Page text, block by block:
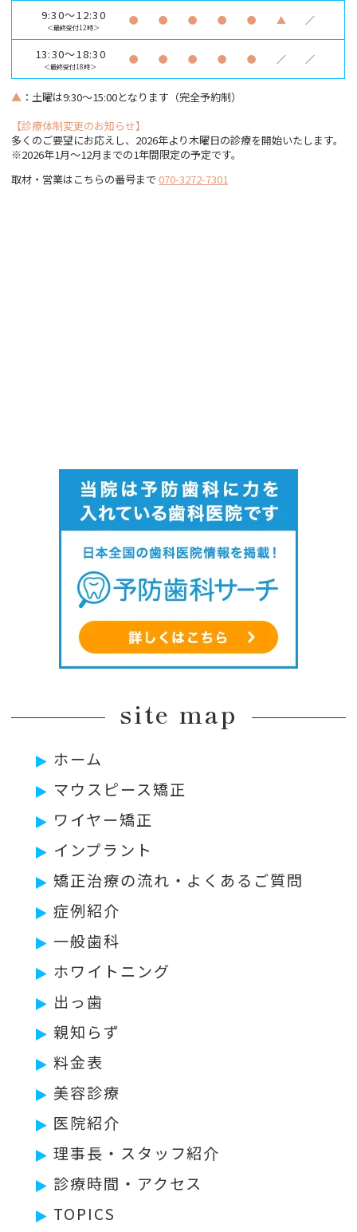
9:30～12:30
＜最終受付12時＞
● ● ● ● ● ▲ ／
13:30～18:30
＜最終受付18時＞
● ● ● ● ● ／ ／
▲ ：土曜は9:30～15:00となります（完全予約制）
【診療体制変更のお知らせ】
多くのご要望にお応えし、2026年より木曜日の診療を開始いたします。
※2026年1月〜12月までの1年間限定の予定です。
取材・営業はこちらの番号まで 070-3272-7301
site map
ホーム
マウスピース矯正
ワイヤー矯正
インプラント
矯正治療の流れ・よくあるご質問
症例紹介
一般歯科
ホワイトニング
出っ歯
親知らず
料金表
美容診療
医院紹介
理事長・スタッフ紹介
診療時間・アクセス
TOPICS